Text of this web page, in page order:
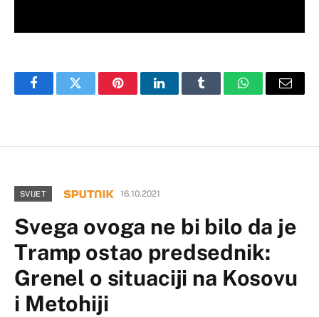
FacebookTwitter PinterestLinkedInTumblr WhatsAppEmail
SVIJET 16.10.2021
Svega ovoga ne bi bilo da je
Tramp ostao predsednik:
Grenel o situaciji na Kosovu
i Metohiji